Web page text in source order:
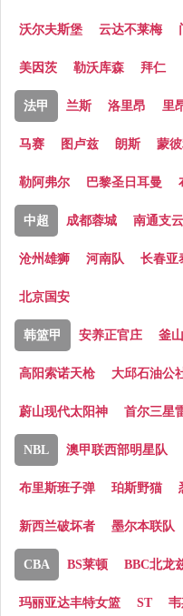
沃尔夫斯堡 云达不莱梅
美因茨 勒沃库森 拜仁
法甲 兰斯 洛里昂 里
马赛 图卢兹 朗斯 蒙
勒阿弗尔 巴黎圣日耳曼
中超 成都蓉城 南通支云
沧州雄狮 河南队 长春亚
北京国安
韩篮甲 安养正官庄 釜
高阳索诺天枪 大邱石油公
蔚山现代太阳神 首尔三星
NBL 澳甲联西部明星队
布里斯班子弹 珀斯野猫
新西兰破坏者 墨尔本联队
CBA BS莱顿 BBC北龙
玛丽亚达丰特女篮 ST